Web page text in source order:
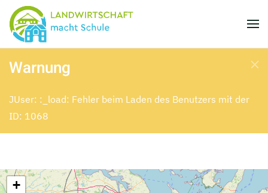
Skip to main content
Warnung
JUser: :_load: Fehler beim Laden des Benutzers mit der
ID: 1068
+